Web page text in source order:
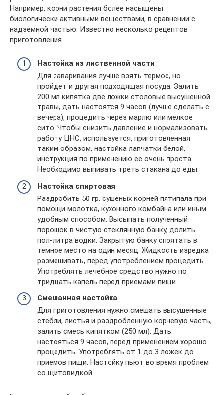
Например, корни растения более насыщены
биологически активными веществами, в сравнении с
надземной частью. Известно несколько рецептов
приготовления.
Настойка из лиственной части
Для заваривания лучше взять термос, но
пройдет и другая подходящая посуда. Залить
200 мл кипятка две ложки столовые высушенной
травы, дать настоятся 9 часов (лучше сделать с
вечера), процедить через марлю или мелкое
сито. Чтобы снизить давление и нормализовать
работу ЦНС, используется, приготовленная
таким образом, настойка лапчатки белой,
инструкция по применению ее очень проста.
Необходимо выпивать треть стакана до еды.
Настойка спиртовая
Раздробить 50 гр. сушеных корней пятипала при
помощи молотка, кухонного комбайна или иным
удобным способом. Высыпать полученный
порошок в чистую стеклянную банку, долить
пол-литра водки. Закрытую банку спрятать в
темное место на один месяц. Жидкость изредка
размешивать, перед употреблением процедить.
Употреблять лечебное средство нужно по
тридцать капель перед приемами пищи.
Смешанная настойка
Для приготовления нужно смешать высушенные
стебли, листья и раздробленную корневую часть,
залить смесь кипятком (250 мл). Дать
настояться 9 часов, перед применением хорошо
процедить. Употреблять от 1 до 3 ложек до
приемов пищи. Настойку пьют во время проблем
со щитовидкой.